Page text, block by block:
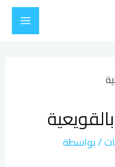
Main
/ بواسطة